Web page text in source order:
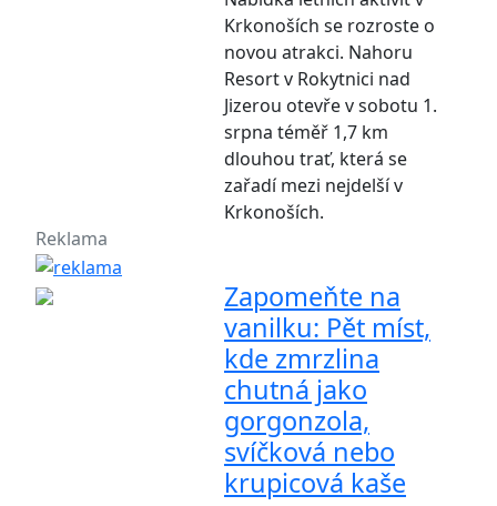
Krkonoších se rozroste o
novou atrakci. Nahoru
Resort v Rokytnici nad
Jizerou otevře v sobotu 1.
srpna téměř 1,7 km
dlouhou trať, která se
zařadí mezi nejdelší v
Krkonoších.
Reklama
Zapomeňte na
vanilku: Pět míst,
kde zmrzlina
chutná jako
gorgonzola,
svíčková nebo
krupicová kaše